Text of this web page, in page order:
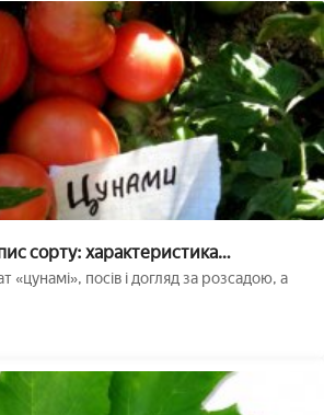
сорту: характеристика
посадки, догляду та
(фото)
посів і догляд за розсадою, а